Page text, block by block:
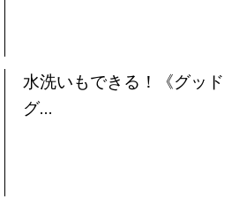
水洗いもできる！《グッド
グ...